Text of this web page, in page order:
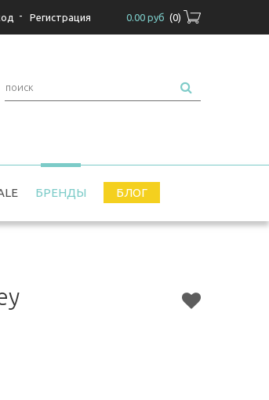
0.00 руб (0)
- Регистрация
БРЕНДЫ БЛОГ